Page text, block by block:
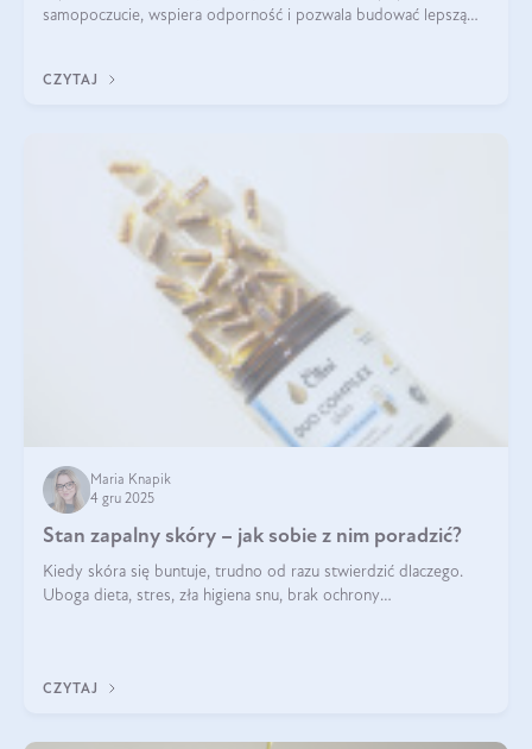
samopoczucie, wspiera odporność i pozwala budować lepszą
CZYTAJ
Maria Knapik
4 gru 2025
Stan zapalny skóry – jak sobie z nim poradzić?
Kiedy skóra się buntuje, trudno od razu stwierdzić dlaczego.
Uboga dieta, stres, zła higiena snu, brak ochrony
CZYTAJ